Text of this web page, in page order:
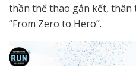
thần thể thao gắn kết,
“From Zero to Hero”.